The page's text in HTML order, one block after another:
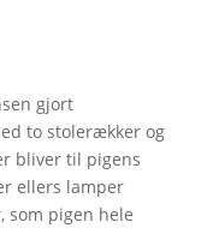
gjort
to stolerækker og
bliver til pigens
ellers lamper
som pigen hele